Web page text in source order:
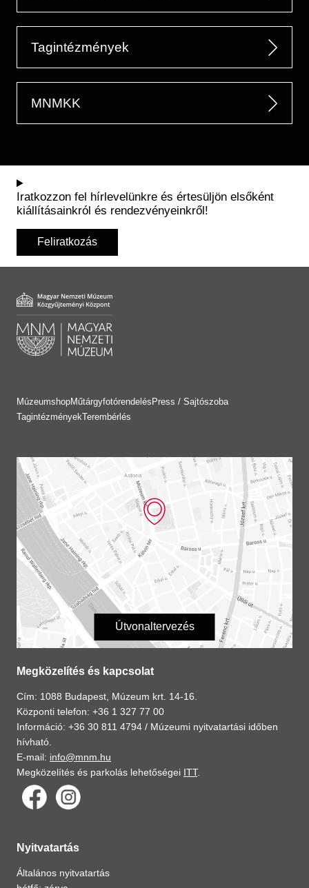
Tagintézmények
MNMKK
Iratkozzon fel hírlevelünkre és értesüljön elsőként
kiállításainkról és rendezvényeinkről!
Feliratkozás
MúzeumshopMűtárgyfotórendelés Press / Sajtószoba
TagintézményekTerembérlés
Útvonaltervezés
Megközelítés és kapcsolat
Cím: 1088 Budapest, Múzeum krt. 14-16.
Központi telefon: +36 1 327 77 00
Információ: +36 30 811 4794 / Múzeumi nyitvatartási időben
hívható.
E-mail: info@mnm.hu
Megközelítés és parkolás lehetőségei ITT.
Nyitvatartás
Általános nyitvatartás